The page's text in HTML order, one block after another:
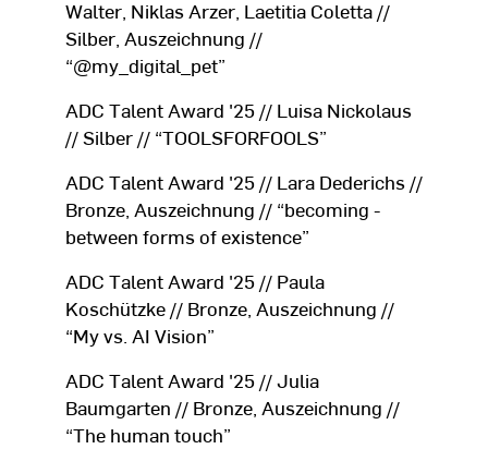
Walter, Niklas Arzer, Laetitia Coletta //
Silber, Auszeichnung //
“@my_digital_pet”
ADC Talent Award '25 // Luisa Nickolaus
// Silber // “TOOLSFORFOOLS”
ADC Talent Award '25 // Lara Dederichs //
Bronze, Auszeichnung // “becoming -
between forms of existence”
ADC Talent Award '25 // Paula
Koschützke // Bronze, Auszeichnung //
“My vs. AI Vision”
ADC Talent Award '25 // Julia
Baumgarten // Bronze, Auszeichnung //
“The human touch”